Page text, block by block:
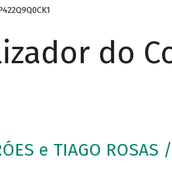
do
e TIAGO